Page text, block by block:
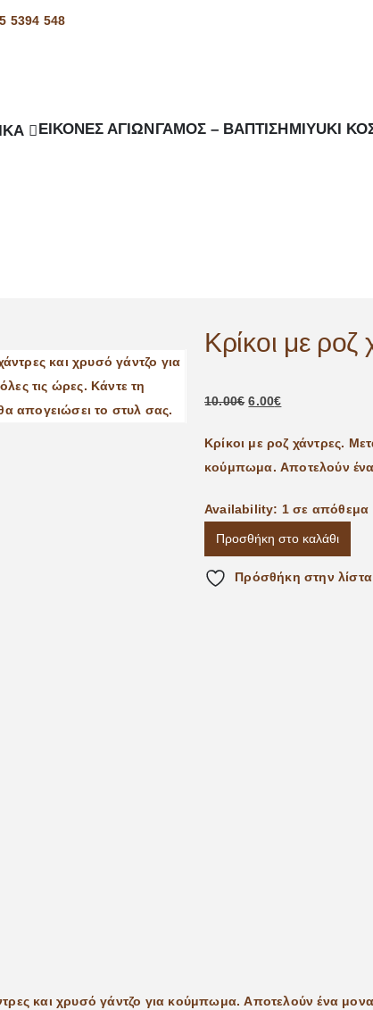
5394 548
ΕΙΚΌΝΕΣ ΑΓΊΩΝ ΓΆΜΟΣ – ΒΆΠΤΙΣΗ MIYUKI
Κρίκοι με ροζ
10.00€ 6.00€
Κρίκοι με ροζ χάντρες.
κούμπωμα. Aποτελούν
Availability: 1 σε απόθεμα
Προσθήκη στο καλάθι
Πρόσθήκη στην
και χρυσό γάντζο για κούμπωμα. Aποτελούν ένα